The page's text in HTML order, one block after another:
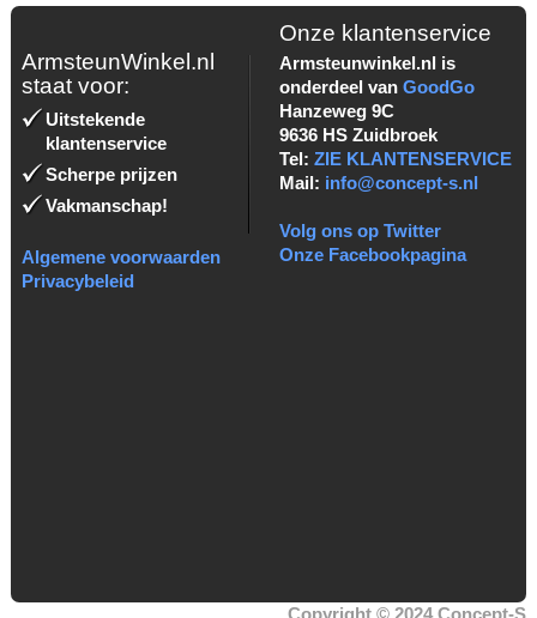
ArmsteunWinkel.nl
staat voor:
Uitstekende
klantenservice
Scherpe prijzen
Vakmanschap!
Algemene voorwaarden
Privacybeleid
Onze klantenservice
Armsteunwinkel.nl is
onderdeel van GoodGo
Hanzeweg 9C
9636 HS Zuidbroek
Tel: ZIE KLANTENSERVICE
Mail: info@concept-s.nl
Volg ons op Twitter
Onze Facebookpagina